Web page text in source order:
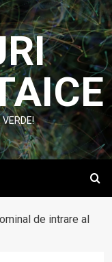
VERDE!
de intrare al